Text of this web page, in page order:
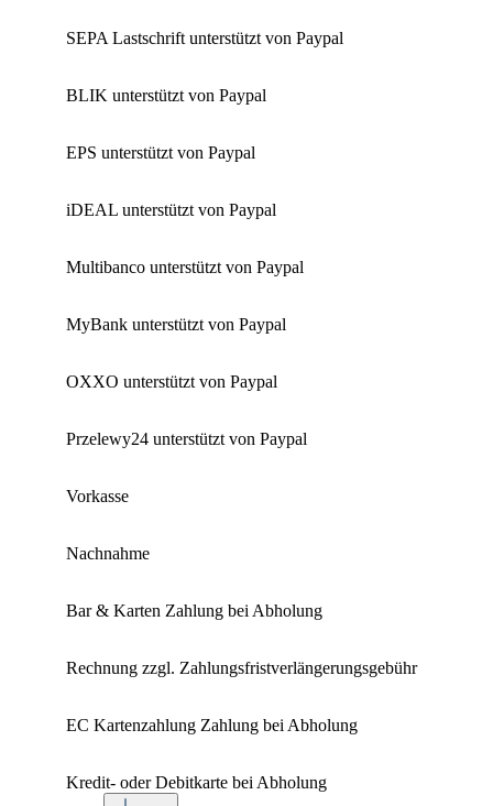
SEPA Lastschrift unterstützt von Paypal
BLIK unterstützt von Paypal
EPS unterstützt von Paypal
iDEAL unterstützt von Paypal
Multibanco unterstützt von Paypal
MyBank unterstützt von Paypal
OXXO unterstützt von Paypal
Przelewy24 unterstützt von Paypal
Vorkasse
Nachnahme
Bar & Karten Zahlung bei Abholung
Rechnung zzgl. Zahlungsfristverlängerungsgebühr
EC Kartenzahlung Zahlung bei Abholung
Kredit- oder Debitkarte bei Abholung